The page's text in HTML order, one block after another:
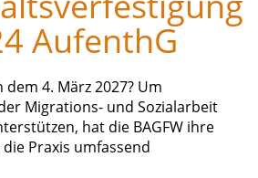
AufenthG
4. März 2027? Um
Migrations- und Sozialarbeit
hat die BAGFW ihre
Praxis umfassend